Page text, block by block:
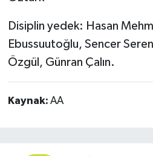
Disiplin yedek: Hasan
Ebussuutoğlu, Sencer
Özgül, Günran Çalın.
Kaynak: AA